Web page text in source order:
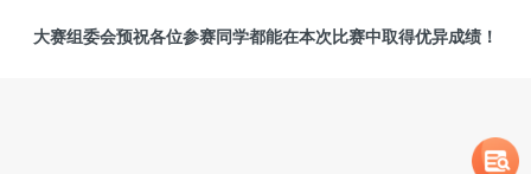
大赛组委会预祝各位参赛同学都能在本次比赛中取得优异成绩！